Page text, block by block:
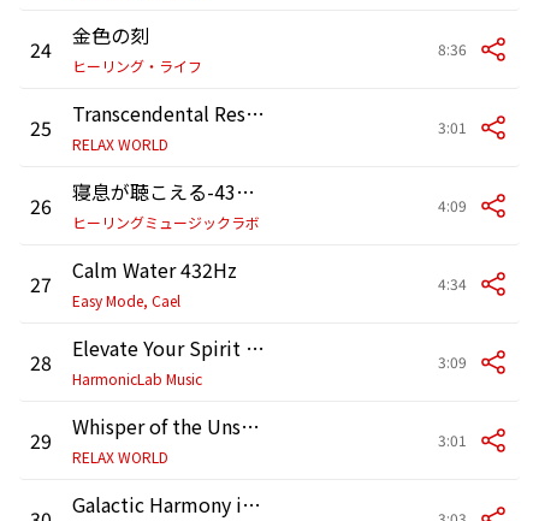
24 金色の刻
ヒーリング・ライフ
8:36
25 Transcendental Resonance of Being
RELAX WORLD
3:01
26 寝息が聴こえる-432Hz-
ヒーリングミュージックラボ
4:09
27 Calm Water 432Hz
Easy Mode, Cael
4:34
28 Elevate Your Spirit with 432Hz Binaural Beats Music
HarmonicLab Music
3:09
29 Whisper of the Unseen Moon
RELAX WORLD
3:01
Galactic Harmony in Motion